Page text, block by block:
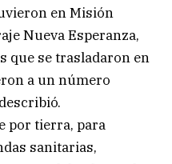
en Misión
Nueva Esperanza,
que se trasladaron en
a un número
por tierra, para
sanitarias,